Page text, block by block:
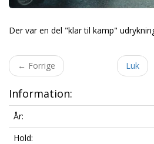
Der var en del "klar til kamp"
← Forrige Luk
Information:
År:
Hold: